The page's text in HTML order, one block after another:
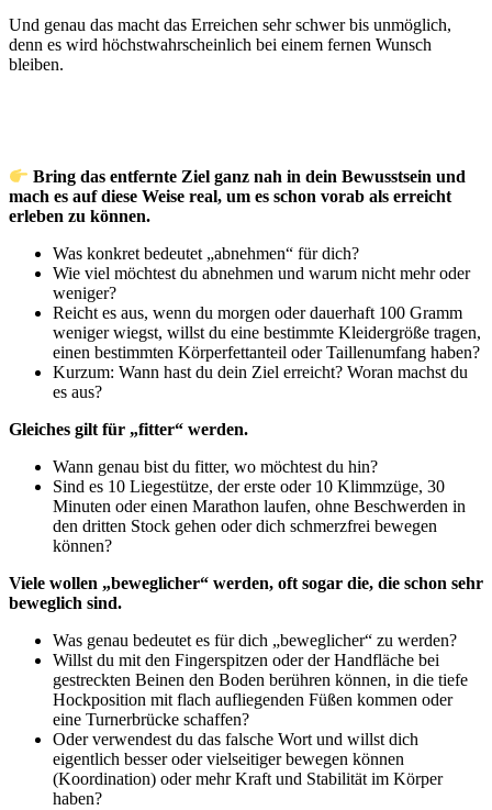
Und genau das macht das Erreichen sehr schwer bis unmöglich,
denn es wird höchstwahrscheinlich bei einem fernen Wunsch
bleiben.
Bring das entfernte Ziel ganz nah in dein Bewusstsein und
mach es auf diese Weise real, um es schon vorab als erreicht
erleben zu können.
Was konkret bedeutet „abnehmen“ für dich?
Wie viel möchtest du abnehmen und warum nicht mehr oder
weniger?
Reicht es aus, wenn du morgen oder dauerhaft 100 Gramm
weniger wiegst, willst du eine bestimmte Kleidergröße tragen,
einen bestimmten Körperfettanteil oder Taillenumfang haben?
Kurzum: Wann hast du dein Ziel erreicht? Woran machst du
es aus?
Gleiches gilt für „fitter“ werden.
Wann genau bist du fitter, wo möchtest du hin?
Sind es 10 Liegestütze, der erste oder 10 Klimmzüge, 30
Minuten oder einen Marathon laufen, ohne Beschwerden in
den dritten Stock gehen oder dich schmerzfrei bewegen
können?
Viele wollen „beweglicher“ werden, oft sogar die, die schon sehr
beweglich sind.
Was genau bedeutet es für dich „beweglicher“ zu werden?
Willst du mit den Fingerspitzen oder der Handfläche bei
gestreckten Beinen den Boden berühren können, in die tiefe
Hockposition mit flach aufliegenden Füßen kommen oder
eine Turnerbrücke schaffen?
Oder verwendest du das falsche Wort und willst dich
eigentlich besser oder vielseitiger bewegen können
(Koordination) oder mehr Kraft und Stabilität im Körper
haben?